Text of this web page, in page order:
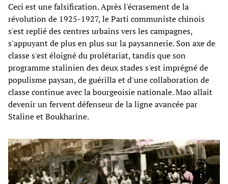
Ceci est une falsification. Après l'écrasement de la
révolution de 1925-1927, le Parti communiste chinois
s'est replié des centres urbains vers les campagnes,
s'appuyant de plus en plus sur la paysannerie. Son axe de
classe s'est éloigné du prolétariat, tandis que son
programme stalinien des deux stades s'est imprégné de
populisme paysan, de guérilla et d'une collaboration de
classe continue avec la bourgeoisie nationale. Mao allait
devenir un fervent défenseur de la ligne avancée par
Staline et Boukharine.